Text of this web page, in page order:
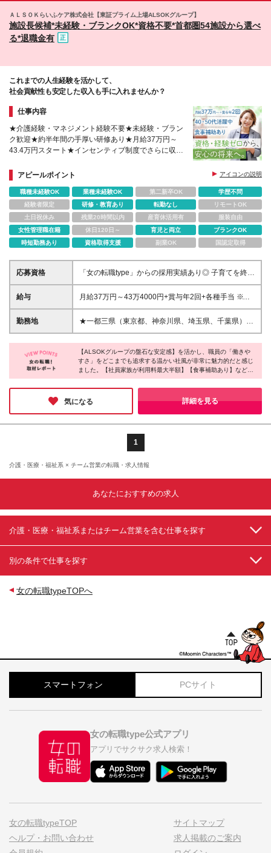
33-13 フォートリス船橋7F ■リンクス西船橋※2025
年春開設の新しい事業所です 千葉県船橋市葛飾町2-
口 埼玉県川越市脇田町16-29 川越脇田ビル4F ■リン
クス川越西口 埼玉県川越市脇田本町10-24 藤蔵ロイ
ヤルビル4F ■自立訓練事業所リンクス川越 埼玉県川
越市脇田本町10-24 藤蔵ロイヤルビル2F
ＡＬＳＯＫらいふケア株式会社【東証プライム上場ALSOKグループ】
施設長候補*未経験・ブランクOK*資格不要*首都圏54施設から選べ
る*退職金有
これまでの人生経験を活かして、
社会貢献性も安定した収入も手に入れませんか？
仕事内容
★介護経験・マネジメント経験不要★未経験・ブラン
ク歓迎★約半年間の手厚い研修あり★月給37万円～
43.4万円スタート★インセンティブ制度でさらに収入
基盤アピールポイント アイコンの説明
職種未経験OK 業種未経験OK 第二新卒OK
学歴不問
経験者限定
研修・教育あり 転勤なし
リモートOK
土日祝休み
残業20時間以内 産育休活用有
服装自由
女性管理職在籍
休日120日～ 育児と両立
ブランクOK
時短勤務あり
資格取得支援 副業OK 国認定取得
応募資格
「女の転職type」からの採用実績あり◎ 子育てを終え
た方が多数活躍しています。 ◆学歴不問 ◆未経験
OK（業界・職種共に） ◆簡単なパソコン操作（Excel
【一つでも当てはまる方は大歓迎】 ◇営業・販売な
どの折衝経験をお持ちの方 ◇子育てがひと段落して
に着けておきたい方 ◇何らかのマネジメント経験を
お持ちの方 ◇人の役に立ちたい・介在価値を感じた
い方 ◇報連相を大切にしながら臨機応変に対応でき
る方 ◇社会人経験10年以上歓迎
給与
月給37万円～43万4000円+賞与年2回+各種手当 ※固
定残業代は（月40時間分・11万1000円～13万円）が
含まれています。 ※上記を超える時間外労働分は追加
社後1年目は、賞与年1回の支給となります。
勤務地
★一都三県（東京都、神奈川県、埼玉県、千葉県）に
ある54箇所の有料老人ホーム等の運営介護事業所いず
れかの勤務となります。 【本社】 東京都品川区東品
川2丁目2-24 天王洲セントラルタワー18F 【一都三県
の施設情報】 詳細はこちらよりご確認ください
◎≪https://www.life-silver.com/life-silver/facility/≫
【東京都】 石神井公園／高井戸／羽田大鳥居／氷川
台／日野／三鷹／中板橋／梅屋敷／蓮根／清瀬／成城
野川緑道／成城西／高田馬場／千歳船橋／蒲田／経堂
田堤／寒川倉見／湘南藤沢／茅ヶ崎／相武台／湯河原
／かねか湯河原／小田急相模原／愛甲石田／橋本／武
蔵新城／海老名／パークウェルステイト湘南藤沢SST
海岸／柏 ※研修後は希望を考慮して一都三県のいずれ
務地
【ALSOKグループの盤石な安定感】を活かし、職員の「働きや
すさ」をどこまでも追求する温かい社風が非常に魅力的だと感じ
ました。【社員家族が利用料最大半額】【食事補助あり】など、
現場に寄り添った福利厚生は大手ならでは。残業も少なく定時上
がりもしやすい、安心とゆとりが揃った同社で、あなたの今まで
の人生経験を活かして第２のキャリアをスタートしてみてはいか
がでしょうか？
気になる 詳細を見る
1
介護・医療・福祉系 × チーム営業の転職・求人情報
あなたにおすすめの求人
介護・医療・福祉系またはチーム営業を含む仕事を探す
別の条件で仕事を探す
女の転職typeTOPへ
スマートフォン PCサイト
女の転職type公式アプリ
アプリでサクサク求人検索！
女の転職typeTOP
ヘルプ・お問い合わせ
サイトマップ
求人掲載のご案内